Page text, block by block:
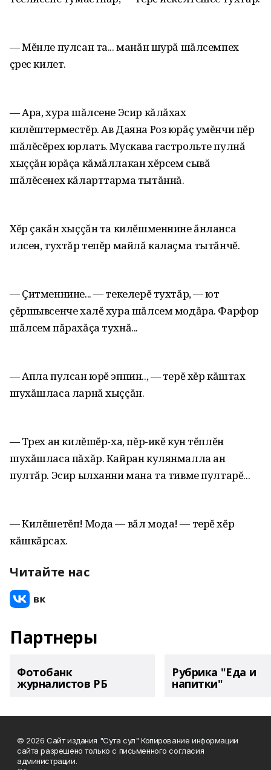
— Мĕнле пулсан та... манăн шурă шăлсемпех
çӳрес килет.
— Ара, хура шăлсене Эсир кăлăхах
килĕштерместĕр. Ав Даяна Роз юрăç умĕнчи пĕр
шăлĕсĕрех юрлать. Мускава гастрольте пулнă
хыççăн юрăçа кăмăллакан хĕрсем сывă
шăлĕсенех кăларттарма тытăннă.
Хĕр çакăн хыççăн та килĕшменнине ăнланса
илсен, тухтăр тепĕр майлă калаçма тытăнчĕ.
— Çитменнине... — текелерĕ тухтăр, — ют
çĕршывсенче халĕ хура шăлсем модăра. Фарфор
шăлсем пăрахăçа тухнă...
— Апла пулсан юрĕ эппин.., — терĕ хĕр кăштах
шухăшласа ларнă хыççăн.
— Тӳрех ан килĕшĕр-ха, пĕр-икĕ кун тĕплĕн
шухăшласа пăхăр. Кайран кулянмалла ан
пултăр. Эсир ылханни мана та тивме пултарĕ...
— Килĕшетĕп! Мода — вăл мода! — терĕ хĕр
кăшкăрсах.
Читайте нас
Партнеры
Фотобанк
журналистов РБ
Рубрика "Еда и
напитки"
© 2026 Сайт издания "Сута сул" Копирование информации
сайта разрешено только с письменного согласия
администрации.